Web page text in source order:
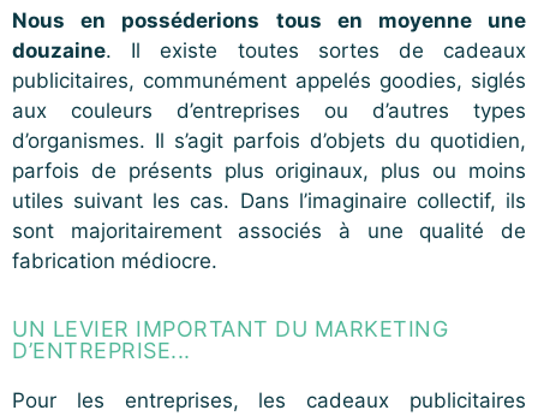
Nous en posséderions tous en moyenne une
douzaine. Il existe toutes sortes de cadeaux
publicitaires, communément appelés goodies, siglés
aux couleurs d’entreprises ou d’autres types
d’organismes. Il s’agit parfois d’objets du quotidien,
parfois de présents plus originaux, plus ou moins
utiles suivant les cas. Dans l’imaginaire collectif, ils
sont majoritairement associés à une qualité de
fabrication médiocre.
UN LEVIER IMPORTANT DU MARKETING
D’ENTREPRISE...
Pour les entreprises, les cadeaux publicitaires